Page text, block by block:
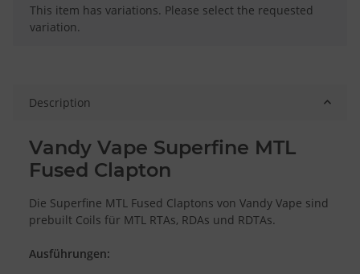
x
This item has variations. Please select the requested
variation.
Description
Vandy Vape Superfine MTL
Fused Clapton
Die Superfine MTL Fused Claptons von Vandy Vape sind
prebuilt Coils für MTL RTAs, RDAs und RDTAs.
Ausführungen: